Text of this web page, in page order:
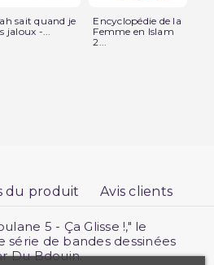
sait quand je
jaloux -...
Encyclopédie de la
Femme en Islam
2...
du produit Avis clients
5 - Ça Glisse !," le
de bandes dessinées
Du Bdouin.